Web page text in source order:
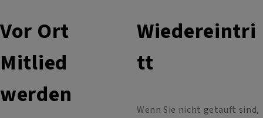
Vor Ort
Mitlied
werden
Wiedereintri
tt
Wenn Sie nicht getauft sind,